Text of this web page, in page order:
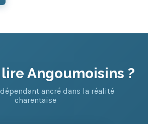
Angoumoisins ?
ancré dans la réalité
charentaise